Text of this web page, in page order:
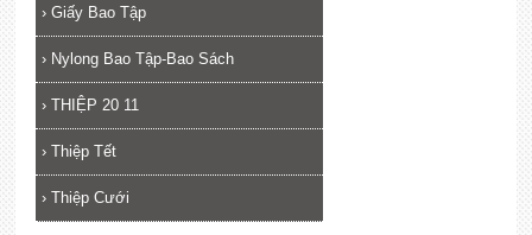
› Giấy Bao Tập
› Nylong Bao Tập-Bao Sách
› THIỆP 20 11
› Thiệp Tết
› Thiệp Cưới